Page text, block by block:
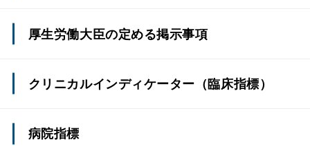
沿革
厚生労働大臣の定める掲示事項
クリニカルインディケーター （臨床指標）
病院指標